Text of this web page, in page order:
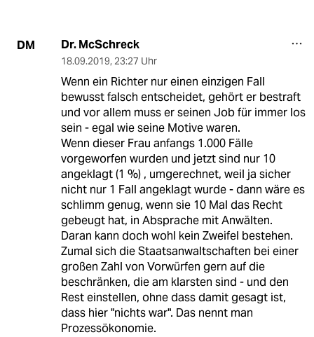
DM Dr. McSchreck
18.09.2019, 23:27 Uhr
Wenn ein Richter nur einen einzigen Fall
bewusst falsch entscheidet, gehört er bestraft
und vor allem muss er seinen Job für immer los
sein - egal wie seine Motive waren.
Wenn dieser Frau anfangs 1.000 Fälle
vorgeworfen wurden und jetzt sind nur 10
angeklagt (1 %) , umgerechnet, weil ja sicher
nicht nur 1 Fall angeklagt wurde - dann wäre es
schlimm genug, wenn sie 10 Mal das Recht
gebeugt hat, in Absprache mit Anwälten.
Daran kann doch wohl kein Zweifel bestehen.
Zumal sich die Staatsanwaltschaften bei einer
großen Zahl von Vorwürfen gern auf die
beschränken, die am klarsten sind - und den
Rest einstellen, ohne dass damit gesagt ist,
dass hier "nichts war". Das nennt man
Prozessökonomie.